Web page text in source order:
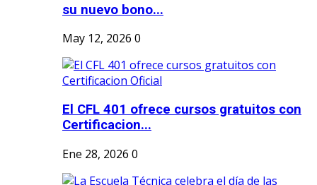
su nuevo bono...
May 12, 2026 0
El CFL 401 ofrece cursos gratuitos con
Certificacion...
Ene 28, 2026 0